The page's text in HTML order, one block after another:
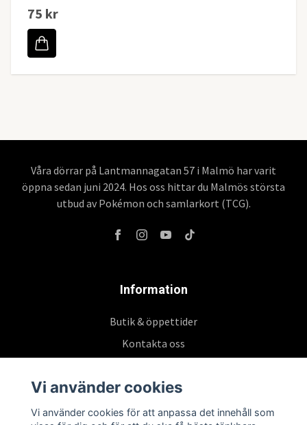
75 kr
Våra dörrar på Lantmannagatan 57 i Malmö har varit
öppna sedan juni 2024. Hos oss hittar du Malmös största
utbud av Pokémon och samlarkort (TCG).
Information
Butik & öppettider
Kontakta oss
Prenumerera på vårt nyhetsbrev
Vi använder cookies
Vi använder cookies för att anpassa det innehåll som